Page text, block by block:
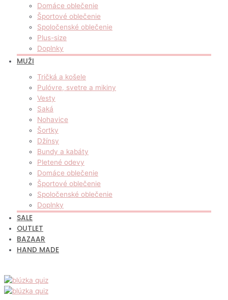
Domáce oblečenie
Športové oblečenie
Spoločenské oblečenie
Plus-size
Doplnky
MUŽI
Tričká a košele
Pulóvre, svetre a mikiny
Vesty
Saká
Nohavice
Šortky
Džínsy
Bundy a kabáty
Pletené odevy
Domáce oblečenie
Športové oblečenie
Spoločenské oblečenie
Doplnky
SALE
OUTLET
BAZAAR
HAND MADE